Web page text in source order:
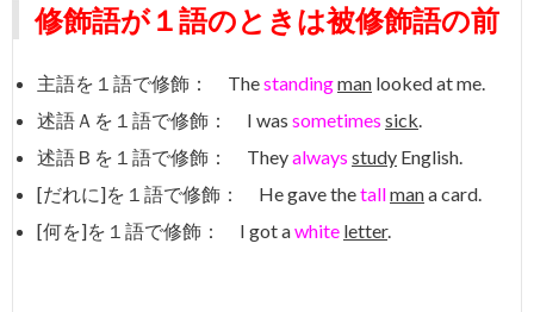
修飾語が１語のときは被修飾語の前
主語を１語で修飾： Thestandingman looked at me.
述語Ａを１語で修飾： I was sometimes sick.
述語Ｂを１語で修飾： Theyalways study English.
[だれに]を１語で修飾： He gave thetallmana card.
[何を]を１語で修飾： I got awhite letter.